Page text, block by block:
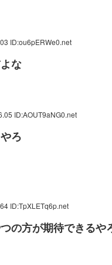
ID:ou6pERWe0.net
な
ID:AOUT9aNG0.net
ろ
ID:TpXLETq6p.net
の方が期待できるや